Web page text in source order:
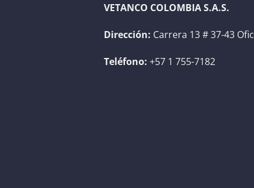
VETANCO COLOMBIA S.A.S.
Dirección: Carrera 13 # 37-43
Teléfono: +57 1 755-7182